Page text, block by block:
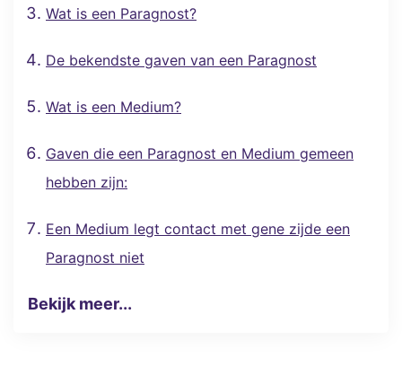
Wat is een Paragnost?
De bekendste gaven van een Paragnost
Wat is een Medium?
Gaven die een Paragnost en Medium gemeen
hebben zijn:
Een Medium legt contact met gene zijde een
Paragnost niet
Bekijk meer...